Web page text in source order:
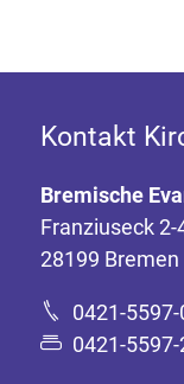
Kontakt
Bremische
Franziuseck 2-
28199 Bremen
0421-5597-
0421-